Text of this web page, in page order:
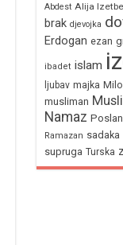
Abdest Alija
brak djevojka
Erdogan ezan
ibadet islam
ljubav majka
musliman
Namaz
Ramazan sadaka
supruga Turska